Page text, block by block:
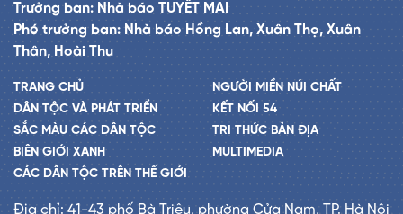
Trưởng ban: Nhà báo TUYẾT MAI
Phó trưởng ban: Nhà báo Hồng Lan, Xuân Thọ, Xuân
Thân, Hoài Thu
TRANG CHỦ
DÂN TỘC VÀ PHÁT TRIỂN
SẮC MÀU CÁC DÂN TỘC
BIÊN GIỚI XANH
CÁC DÂN TỘC TRÊN THẾ GIỚI
NGƯỜI MIỀN NÚI CHẤT
KẾT NỐI 54
TRI THỨC BẢN ĐỊA
MULTIMEDIA
Địa chỉ: 41-43 phố Bà Triệu, phường Cửa Nam, TP. Hà Nội